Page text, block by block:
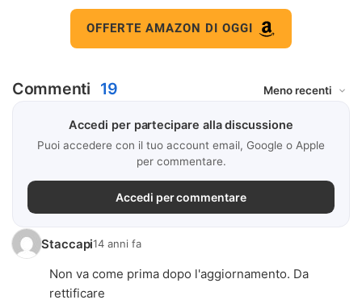
OFFERTE AMAZON DI OGGI
Commenti 19
Accedi per partecipare alla discussione
Puoi accedere con il tuo account email, Google o Apple
per commentare.
Accedi per commentare
Staccapi14 anni fa
Non va come prima dopo l'aggiornamento. Da
rettificare